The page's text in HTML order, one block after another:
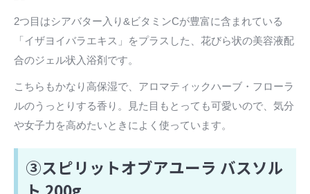
2つ目はシアバター入り&ビタミンCが豊富に含まれている
「イザヨイバラエキス」をプラスした、花びら状の美容液配
合のジェル状入浴剤です。
こちらもかなり高保湿で、アロマティックハーブ・フローラ
ルのうっとりする香り。見た目もとっても可愛いので、気分
や女子力を高めたいときによく使っています。
③スピリットオブアユーラ バスソル